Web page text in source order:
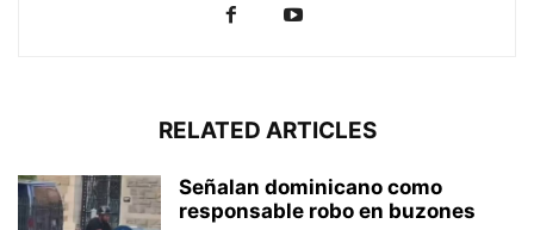
RELATED ARTICLES
Señalan dominicano como
responsable robo en buzones